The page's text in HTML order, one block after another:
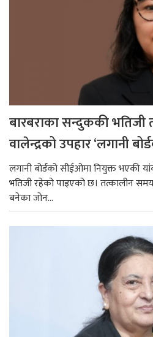
बारबराका सन्दुककी भतिजी
वालेन्द्रको उपहार ‘लगानी
लगानी बोर्डको सीईओमा नियुक्त भएकी
भतिजी रहेको पाइएको छ। तत्कालीन
बनेका जोन...